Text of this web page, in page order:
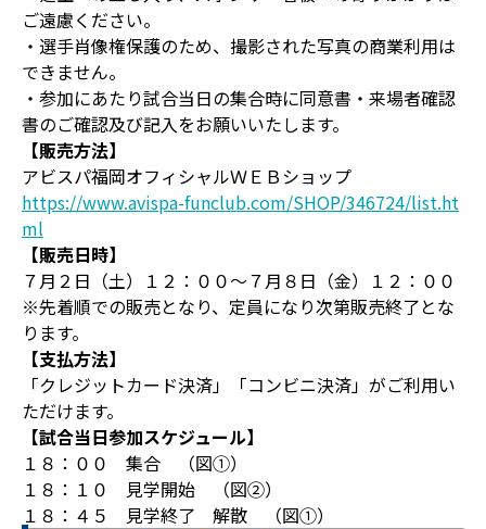
ご遠慮ください。
・選手肖像権保護のため、撮影された写真の商業利用は
できません。
・参加にあたり試合当日の集合時に同意書・来場者確認
書のご確認及び記入をお願いいたします。
【販売方法】
アビスパ福岡オフィシャルＷＥＢショップ
https://www.avispa-funclub.com/SHOP/346724/list.ht
ml
【販売日時】
７月２日（土）１２：００～７月８日（金）１２：００
※先着順での販売となり、定員になり次第販売終了とな
ります。
【支払方法】
「クレジットカード決済」「コンビニ決済」がご利用い
ただけます。
【試合当日参加スケジュール】
１８：００ 集合 （図①）
１８：１０ 見学開始 （図②）
１８：４５ 見学終了 解散 （図①）